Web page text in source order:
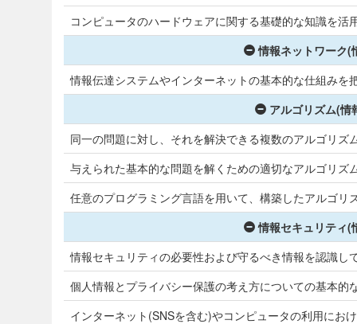
コンピュータのハードウェアに関する基礎的な知識を活
情報ネットワーク(
情報伝達システムやインターネットの基本的な仕組みを
アルゴリズム(情
同一の問題に対し、それを解決できる複数のアルゴリズ
与えられた基本的な問題を解くための適切なアルゴリズ
任意のプログラミング言語を用いて、構築したアルゴリ
情報セキュリティ(
情報セキュリティの必要性および守るべき情報を認識し
個人情報とプライバシー保護の考え方についての基本的
インターネット(SNSを含む)やコンピュータの利用にお